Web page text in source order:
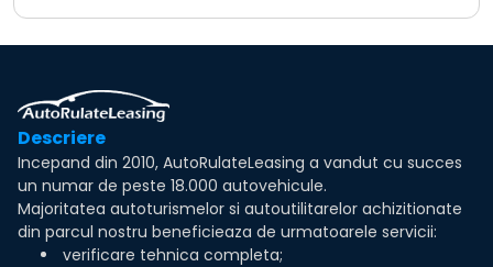
Descriere
Incepand din 2010, AutoRulateLeasing a vandut cu succes
un numar de peste 18.000 autovehicule.
Majoritatea autoturismelor si autoutilitarelor achizitionate
din parcul nostru beneficieaza de urmatoarele servicii:
verificare tehnica completa;